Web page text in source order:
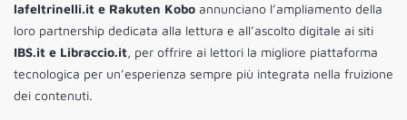
lafeltrinelli.it e Rakuten Kobo annunciano l’ampliamento della
loro partnership dedicata alla lettura e all’ascolto digitale ai siti
IBS.it e Libraccio.it, per offrire ai lettori la migliore piattaforma
tecnologica per un’esperienza sempre più integrata nella fruizione
dei contenuti.